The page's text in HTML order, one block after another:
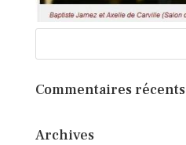
Commentaires récents
Archives